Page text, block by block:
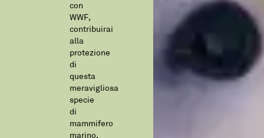
con
WWF,
contribuirai
alla
protezione
di
questa
meravigliosa
specie
di
mammifero
marino,